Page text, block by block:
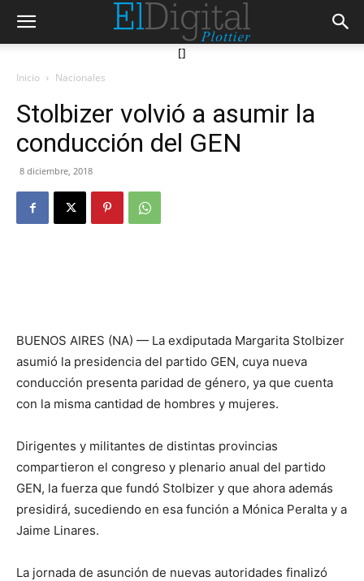
[]
Inicio Nacionales
Stolbizer volvió a asumir la
conducción del GEN
8 diciembre, 2018
BUENOS AIRES (NA) — La exdiputada Margarita Stolbizer
asumió la presidencia del partido GEN, cuya nueva
conducción presenta paridad de género, ya que cuenta
con la misma cantidad de hombres y mujeres.
Dirigentes y militantes de distintas provincias
compartieron el congreso y plenario anual del partido
GEN, la fuerza que fundó Stolbizer y que ahora además
presidirá, sucediendo en esa función a Mónica Peralta y a
Jaime Linares.
La jornada de asunción de nuevas autoridades finalizó